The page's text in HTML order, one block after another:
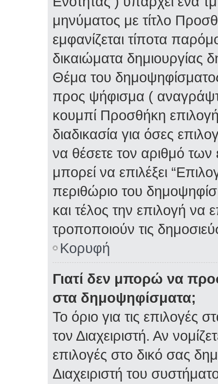
μηνύματος με τίτλο
εμφανίζεται τίποτα
δικαιώματα δημιουργίας
Θέμα του
προς ψήφισμα (
κουμπί Προσθήκη
διαδικασία για όσες
να θέσετε τον αριθμό
μπορεί να επιλέξει
περιθώριο του
και τέλος την επιλογή να
τροποποιούν τις
Κορυφή
Γιατί δεν μπορώ να
στα δημοψηφίσματα;
Το όριο για τις επιλογές
τον Διαχειριστή. Αν
επιλογές στο δικό σας
Διαχειριστή του